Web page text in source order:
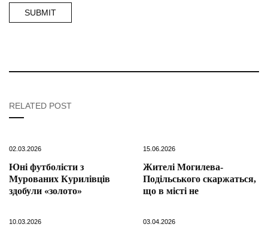
RELATED POST
02.03.2026
Юні футболісти з
Мурованих Курилівців
здобули «золото»
15.06.2026
Жителі Могилева-
Подільського скаржаться,
що в місті не
10.03.2026 03.04.2026